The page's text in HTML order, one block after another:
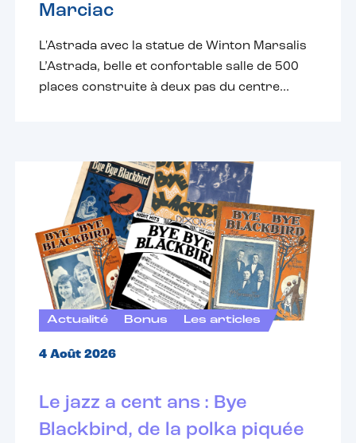
Marciac
L'Astrada avec la statue de Winton Marsalis
L’Astrada, belle et confortable salle de 500
places construite à deux pas du centre...
Actualité Bonus Les articles
4 Août 2026
Le jazz a cent ans : Bye
Blackbird, de la polka piquée